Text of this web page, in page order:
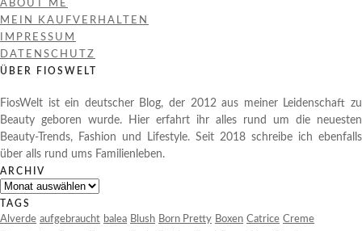
ABOUT ME
MEIN KAUFVERHALTEN
IMPRESSUM
DATENSCHUTZ
ÜBER FIOSWELT
FiosWelt ist ein deutscher Blog, der 2012 aus meiner Leidenschaft zu
Beauty geboren wurde. Hier erfahrt ihr alles rund um die neuesten
Beauty-Trends, Fashion und Lifestyle. Seit 2018 schreibe ich ebenfalls
über alls rund ums Familienleben.
ARCHIV
Archiv
TAGS
Alverde aufgebraucht balea Blush Born Pretty Boxen Catrice Creme